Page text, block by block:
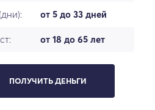
от 5 до 33 дней
от 18 до 65 лет
ПОЛУЧИТЬ ДЕНЬГИ